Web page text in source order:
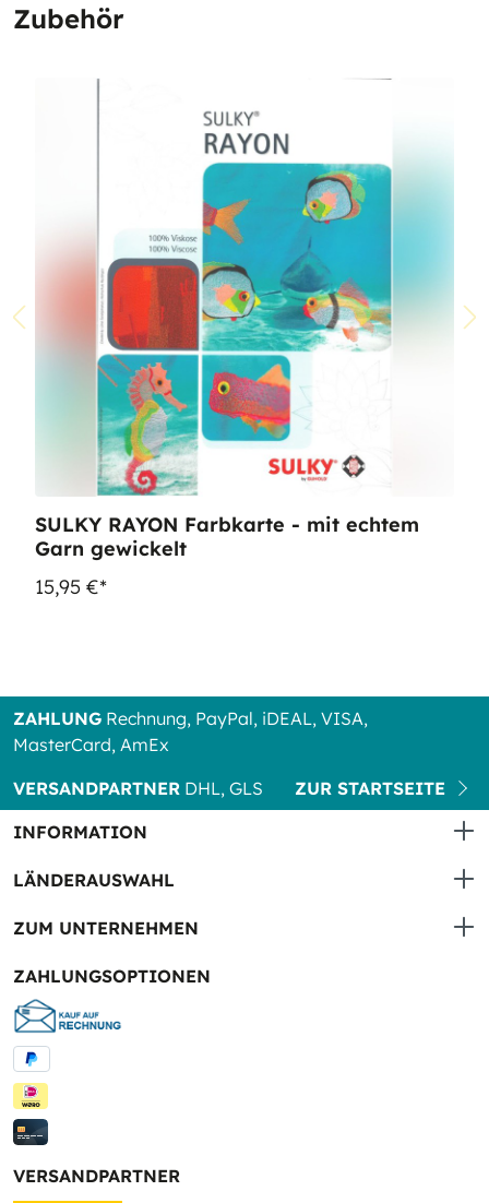
Zubehör
SULKY RAYON Farbkarte - mit echtem
Garn gewickelt
15,95 €*
ZAHLUNG Rechnung, PayPal, iDEAL, VISA,
MasterCard, AmEx
VERSANDPARTNER DHL, GLS
ZUR STARTSEITE
INFORMATION
LÄNDERAUSWAHL
ZUM UNTERNEHMEN
ZAHLUNGSOPTIONEN
VERSANDPARTNER